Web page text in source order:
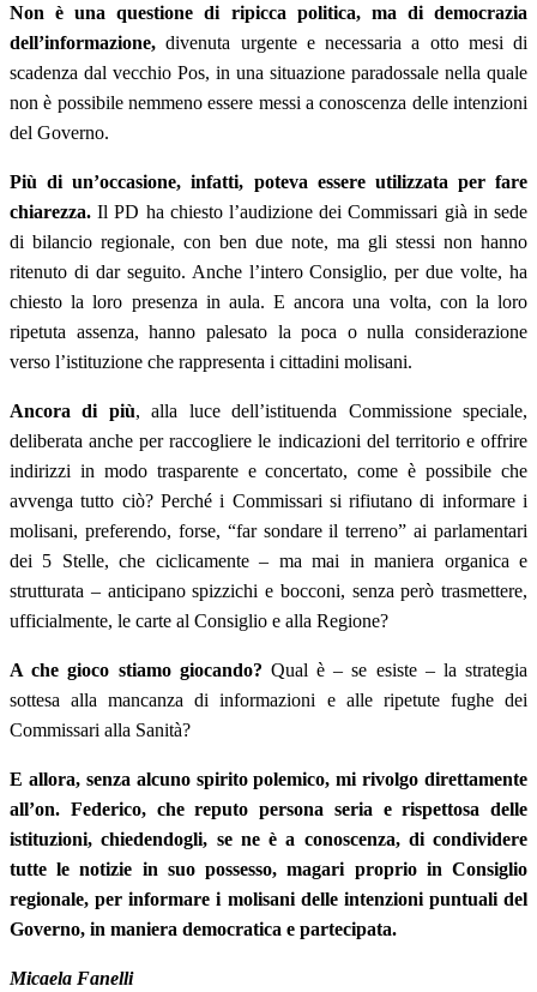
Non è una questione di ripicca politica, ma di democrazia
dell’informazione, divenuta urgente e necessaria a otto mesi di
scadenza dal vecchio Pos, in una situazione paradossale nella quale
non è possibile nemmeno essere messi a conoscenza delle intenzioni
del Governo.
Più di un’occasione, infatti, poteva essere utilizzata per fare
chiarezza. Il PD ha chiesto l’audizione dei Commissari già in sede
di bilancio regionale, con ben due note, ma gli stessi non hanno
ritenuto di dar seguito. Anche l’intero Consiglio, per due volte, ha
chiesto la loro presenza in aula. E ancora una volta, con la loro
ripetuta assenza, hanno palesato la poca o nulla considerazione
verso l’istituzione che rappresenta i cittadini molisani.
Ancora di più, alla luce dell’istituenda Commissione speciale,
deliberata anche per raccogliere le indicazioni del territorio e offrire
indirizzi in modo trasparente e concertato, come è possibile che
avvenga tutto ciò? Perché i Commissari si rifiutano di informare i
molisani, preferendo, forse, “far sondare il terreno” ai parlamentari
dei 5 Stelle, che ciclicamente – ma mai in maniera organica e
strutturata – anticipano spizzichi e bocconi, senza però trasmettere,
ufficialmente, le carte al Consiglio e alla Regione?
A che gioco stiamo giocando? Qual è – se esiste – la strategia
sottesa alla mancanza di informazioni e alle ripetute fughe dei
Commissari alla Sanità?
E allora, senza alcuno spirito polemico, mi rivolgo direttamente
all’on. Federico, che reputo persona seria e rispettosa delle
istituzioni, chiedendogli, se ne è a conoscenza, di condividere
tutte le notizie in suo possesso, magari proprio in Consiglio
regionale, per informare i molisani delle intenzioni puntuali del
Governo, in maniera democratica e partecipata.
Micaela Fanelli